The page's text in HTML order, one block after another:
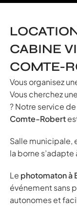
CABINE
COMTE-
Vous organisez
Vous cherchez
? Notre service
Comte-Robert
Salle municipale,
la borne
Le photomaton
événement sans
autonomes et